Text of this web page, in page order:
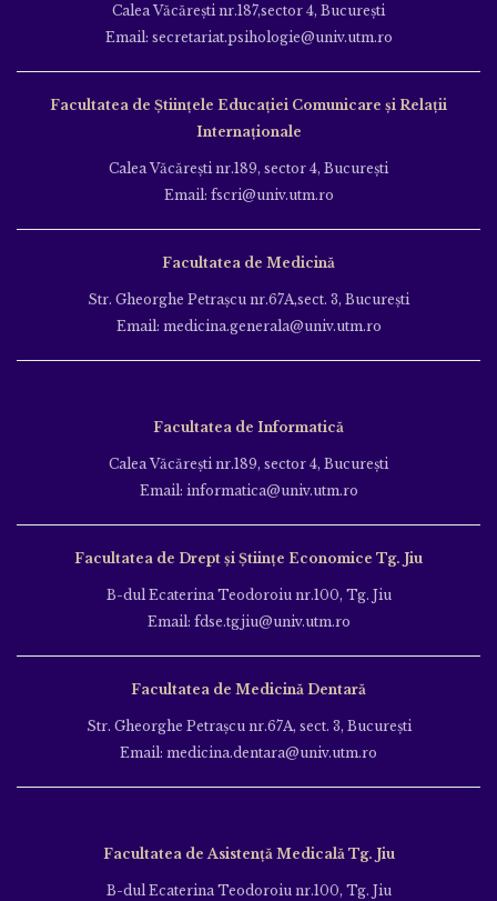
Calea Văcăreşti nr.187,sector 4, Bucureşti
Email: secretariat.psihologie@univ.utm.ro
Facultatea de Ştiinţele Educației Comunicare și Relații
Internaționale
Calea Văcăreşti nr.189, sector 4, Bucureşti
Email: fscri@univ.utm.ro
Facultatea de Medicină
Str. Gheorghe Petraşcu nr.67A,sect. 3, Bucureşti
Email: medicina.generala@univ.utm.ro
Facultatea de Informatică
Calea Văcăreşti nr.189, sector 4, Bucureşti
Email: informatica@univ.utm.ro
Facultatea de Drept și Științe Economice Tg. Jiu
B-dul Ecaterina Teodoroiu nr.100, Tg. Jiu
Email: fdse.tgjiu@univ.utm.ro
Facultatea de Medicină Dentară
Str. Gheorghe Petraşcu nr.67A, sect. 3, Bucureşti
Email: medicina.dentara@univ.utm.ro
Facultatea de Asistență Medicală Tg. Jiu
B-dul Ecaterina Teodoroiu nr.100, Tg. Jiu